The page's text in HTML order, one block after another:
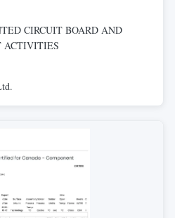
CIRCUIT BOARD AND
ACTIVITIES